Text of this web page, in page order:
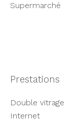
Supermarché
Prestations
Double vitrage
Internet